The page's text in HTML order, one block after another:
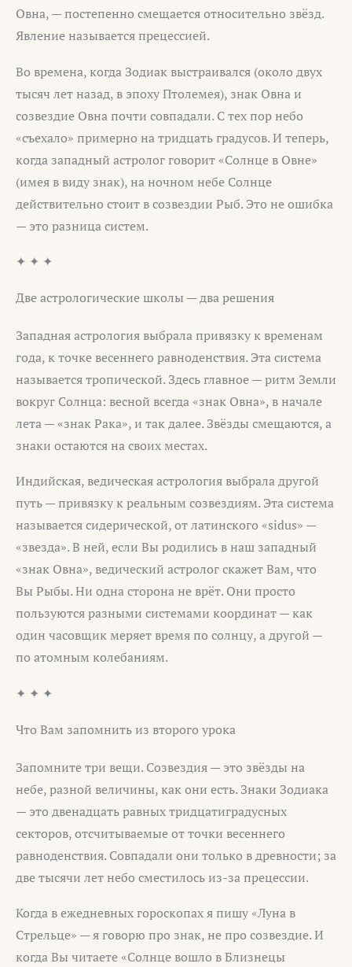
Овна, — постепенно смещается относительно звёзд.
Явление называется прецессией.
Во времена, когда Зодиак выстраивался (около двух
тысяч лет назад, в эпоху Птолемея), знак Овна и
созвездие Овна почти совпадали. С тех пор небо
«съехало» примерно на тридцать градусов. И теперь,
когда западный астролог говорит «Солнце в Овне»
(имея в виду знак), на ночном небе Солнце
действительно стоит в созвездии Рыб. Это не ошибка
— это разница систем.
✦ ✦ ✦
Две астрологические школы — два решения
Западная астрология выбрала привязку к временам
года, к точке весеннего равноденствия. Эта система
называется тропической. Здесь главное — ритм Земли
вокруг Солнца: весной всегда «знак Овна», в начале
лета — «знак Рака», и так далее. Звёзды смещаются, а
знаки остаются на своих местах.
Индийская, ведическая астрология выбрала другой
путь — привязку к реальным созвездиям. Эта система
называется сидерической, от латинского «sidus» —
«звезда». В ней, если Вы родились в наш западный
«знак Овна», ведический астролог скажет Вам, что
Вы Рыбы. Ни одна сторона не врёт. Они просто
пользуются разными системами координат — как
один часовщик меряет время по солнцу, а другой —
по атомным колебаниям.
✦ ✦ ✦
Что Вам запомнить из второго урока
Запомните три вещи. Созвездия — это звёзды на
небе, разной величины, как они есть. Знаки Зодиака
— это двенадцать равных тридцатиградусных
секторов, отсчитываемые от точки весеннего
равноденствия. Совпадали они только в древности; за
две тысячи лет небо сместилось из-за прецессии.
Когда в ежедневных гороскопах я пишу «Луна в
Стрельце» — я говорю про знак, не про созвездие. И
когда Вы читаете «Солнце вошло в Близнецы